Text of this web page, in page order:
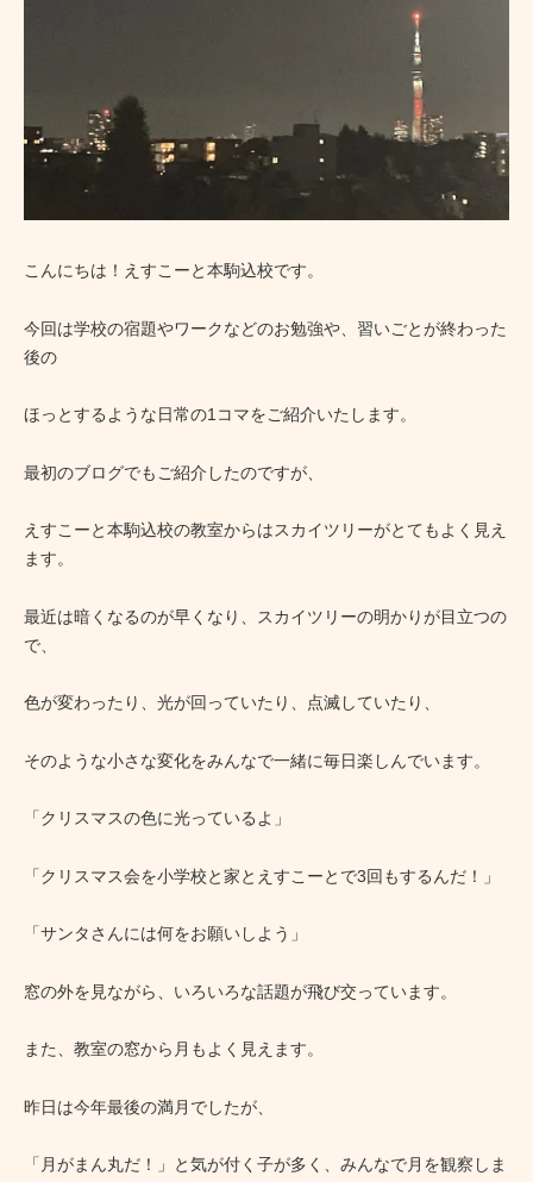
こんにちは！えすこーと本駒込校です。
今回は学校の宿題やワークなどのお勉強や、習いごとが終わった
後の
ほっとするような日常の1コマをご紹介いたします。
最初のブログでもご紹介したのですが、
えすこーと本駒込校の教室からはスカイツリーがとてもよく見え
ます。
最近は暗くなるのが早くなり、スカイツリーの明かりが目立つの
で、
色が変わったり、光が回っていたり、点滅していたり、
そのような小さな変化をみんなで一緒に毎日楽しんでいます。
「クリスマスの色に光っているよ」
「クリスマス会を小学校と家とえすこーとで3回もするんだ！」
「サンタさんには何をお願いしよう」
窓の外を見ながら、いろいろな話題が飛び交っています。
また、教室の窓から月もよく見えます。
昨日は今年最後の満月でしたが、
「月がまん丸だ！」と気が付く子が多く、みんなで月を観察しま